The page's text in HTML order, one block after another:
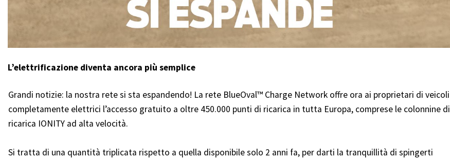
L’elettrificazione diventa ancora più semplice
Grandi notizie: la nostra rete si sta espandendo! La rete BlueOval™ Charge Network offre ora ai proprietari di veicoli
completamente elettrici l’accesso gratuito a oltre 450.000 punti di ricarica in tutta Europa, comprese le colonnine di
ricarica IONITY ad alta velocità.
Si tratta di una quantità triplicata rispetto a quella disponibile solo 2 anni fa, per darti la tranquillità di spingerti